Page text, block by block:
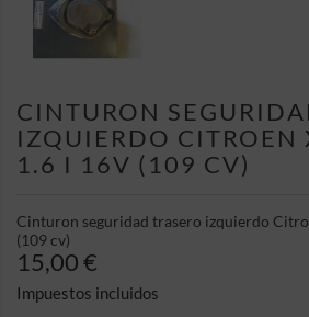
CINTURON
IZQUIERDO CITROEN
1.6 I 16V (109 CV)
Cinturon seguridad trasero izquierdo
(109 cv)
15,00 €
Impuestos incluidos